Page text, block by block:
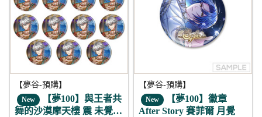
【夢谷-預購】
New 【夢100】與王者共
舞的沙漠摩天樓 震 未覺
【夢谷-預購】
New 【夢100】徽章
After Story 賽菲爾 月覺